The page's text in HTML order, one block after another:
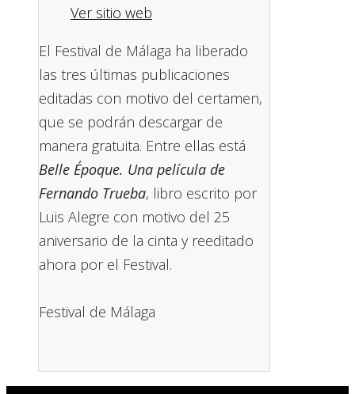
Ver sitio web
El Festival de Málaga ha liberado
las tres últimas publicaciones
editadas con motivo del certamen,
que se podrán descargar de
manera gratuita. Entre ellas está
Belle Époque. Una película de
Fernando Trueba, libro escrito por
Luis Alegre con motivo del 25
aniversario de la cinta y reeditado
ahora por el Festival.
Festival de Málaga